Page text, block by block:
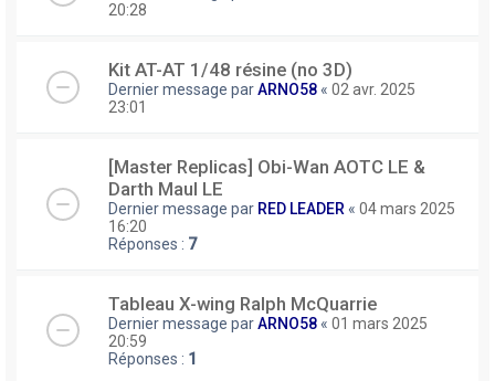
20:28
Kit AT-AT 1/48 résine (no 3D)
Dernier message parARNO58 « 02 avr. 2025
23:01
[Master Replicas] Obi-Wan AOTC LE &
Darth Maul LE
Dernier message par RED LEADER « 04 mars 2025
16:20
Réponses : 7
Tableau X-wing Ralph McQuarrie
Dernier message parARNO58 « 01 mars 2025
20:59
Réponses : 1